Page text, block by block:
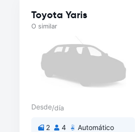
Toyota Yaris
O similar
Desde/día
2 4 Automático